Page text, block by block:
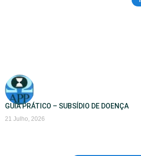
GUIA PRÁTICO – SUBSÍDIO DE DOENÇA
21 Julho, 2026